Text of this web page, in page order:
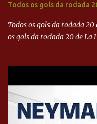
Todos os gols da rodada
Todos os gols da rodada
os gols da rodada 20 de La